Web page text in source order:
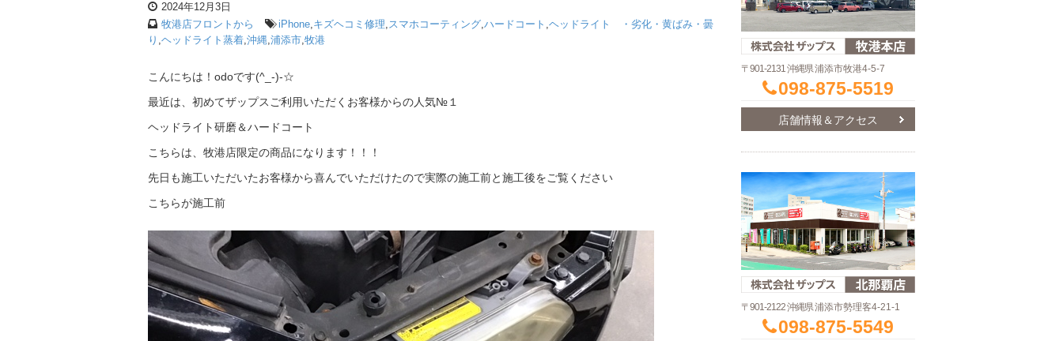
2024年12月3日
牧港店フロントから
iPhone,キズヘコミ修理,スマホコーティング,ハードコート ,ヘッドライト ・劣化・黄ばみ・曇
り ,ヘッドライト蒸着,沖縄,浦添市,牧港
こんにちは！odoです(^_-)-☆
最近は、初めてザップスご利用いただくお客様からの人気№１
ヘッドライト研磨＆ハードコート
こちらは、牧港店限定の商品になります！！！
先日も施工いただいたお客様から喜んでいただけたので実際の施工前と施工後をご覧ください
こちらが施工前
〒901-2131 沖縄県浦添市牧港4-5-7
098-875-5519
店舗情報＆アクセス
〒901-2122 沖縄県浦添市勢理客4-21-1
098-875-5549